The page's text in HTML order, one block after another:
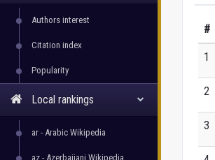
Authors interest
Citation index
Popularity
Local rankings
ar - Arabic Wikipedia
az - Azerbaijani Wikipedia
#
1
2
3